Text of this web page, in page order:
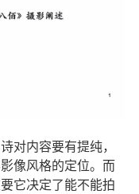
对内容要有提纯，
像风格的定位。而
它决定了能不能拍